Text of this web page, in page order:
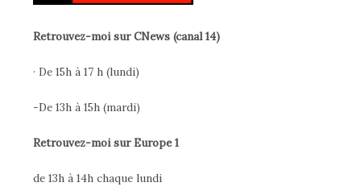
Retrouvez-moi sur CNews (canal 14)
· De 15h à 17 h (lundi)
-De 13h à 15h (mardi)
Retrouvez-moi sur Europe 1
de 13h à 14h chaque lundi